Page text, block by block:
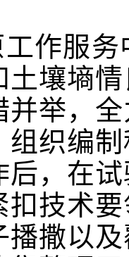
作服
土壤墒
并举，
组织编
后，在
扣技术
播撒以